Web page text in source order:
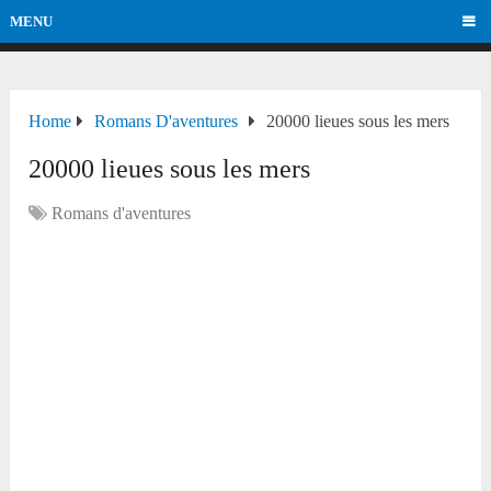
MENU
Home Romans D'aventures 20000 lieues sous les mers
20000 lieues sous les mers
Romans d'aventures